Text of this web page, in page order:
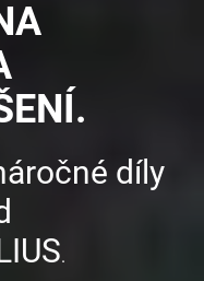
díly
.